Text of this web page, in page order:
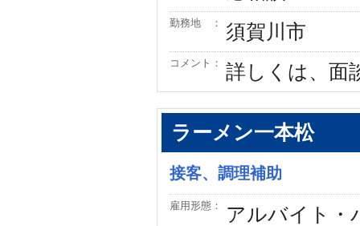
勤務地 ： 須賀川市
コメント： 詳しくは、面
ラーメン一本松
接客、調理補助
雇用形態： アルバイト・